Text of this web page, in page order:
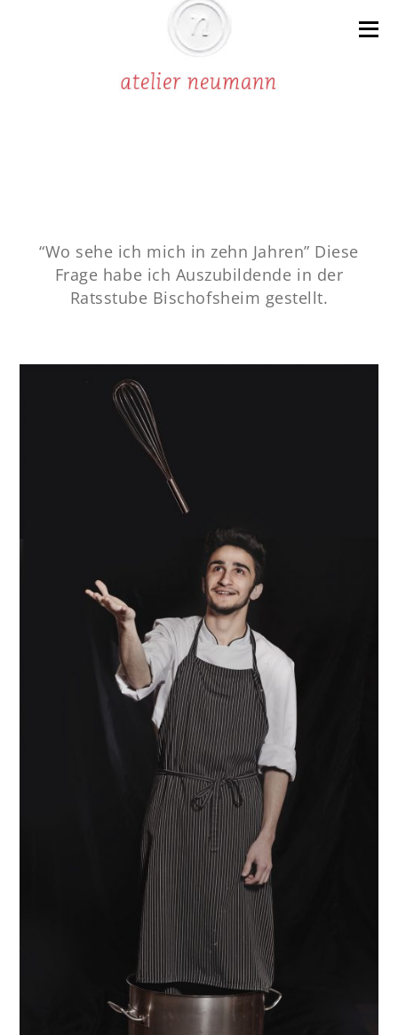
“Wo sehe ich mich in zehn Jahren” Diese
Frage habe ich Auszubildende in der
Ratsstube Bischofsheim gestellt.